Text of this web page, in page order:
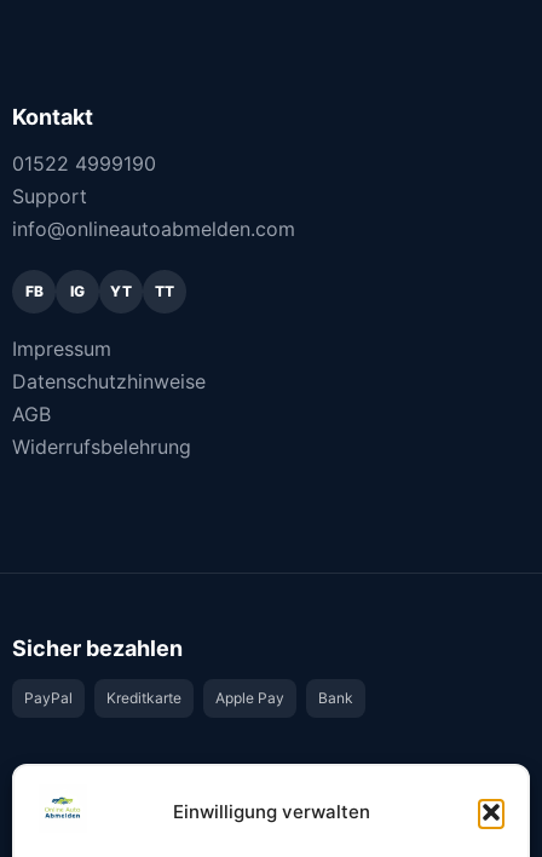
Einwilligung verwalten
Kontakt
01522 4999190
Support
info@onlineautoabmelden.com
FB IG YT TT
Impressum
Datenschutzhinweise
AGB
Widerrufsbelehrung
Sicher bezahlen
PayPal Kreditkarte Apple Pay Bank